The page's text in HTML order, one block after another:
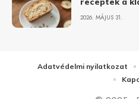
2026. MÁJUS 31.
Adatvédelmi nyilatkozat